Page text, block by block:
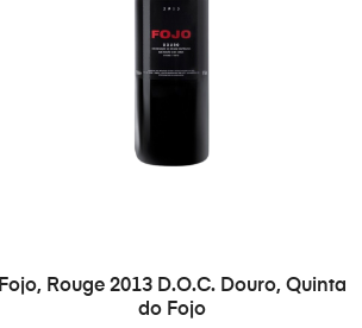
Fojo, Rouge 2013 D.O.C. Douro, Quinta
do Fojo